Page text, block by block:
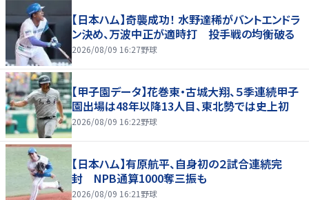
【日本ハム】奇襲成功！ 水野達稀がバントエンドラ
ン決め、万波中正が適時打 投手戦の均衡破る
2026/08/09 16:27野球
【甲子園データ】花巻東・古城大翔、５季連続甲子
園出場は48年以降13人目、東北勢では史上初
2026/08/09 16:22野球
【日本ハム】有原航平、自身初の２試合連続完
封 NPB通算1000奪三振も
2026/08/09 16:21 野球